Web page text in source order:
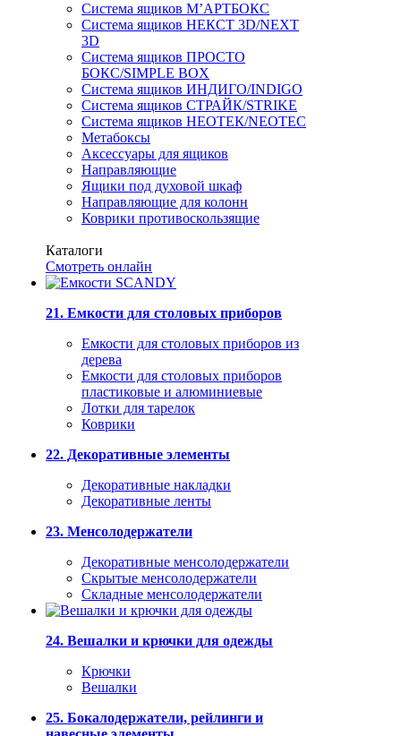
Система ящиков М’АРТБОКС
Система ящиков НЕКСТ 3D/NEXT
3D
Система ящиков ПРОСТО
БОКС/SIMPLE BOX
Система ящиков ИНДИГО/INDIGO
Система ящиков СТРАЙК/STRIKE
Система ящиков НЕОТЕК/NEOTEC
Метабоксы
Аксессуары для ящиков
Направляющие
Ящики под духовой шкаф
Направляющие для колонн
Коврики противоскользящие
Каталоги
Смотреть онлайн
21. Емкости для столовых приборов
Емкости для столовых приборов из
дерева
Емкости для столовых приборов
пластиковые и алюминиевые
Лотки для тарелок
Коврики
22. Декоративные элементы
Декоративные накладки
Декоративные ленты
23. Менсолодержатели
Декоративные менсолодержатели
Скрытые менсолодержатели
Складные менсолодержатели
24. Вешалки и крючки для одежды
Крючки
Вешалки
25. Бокалодержатели, рейлинги и